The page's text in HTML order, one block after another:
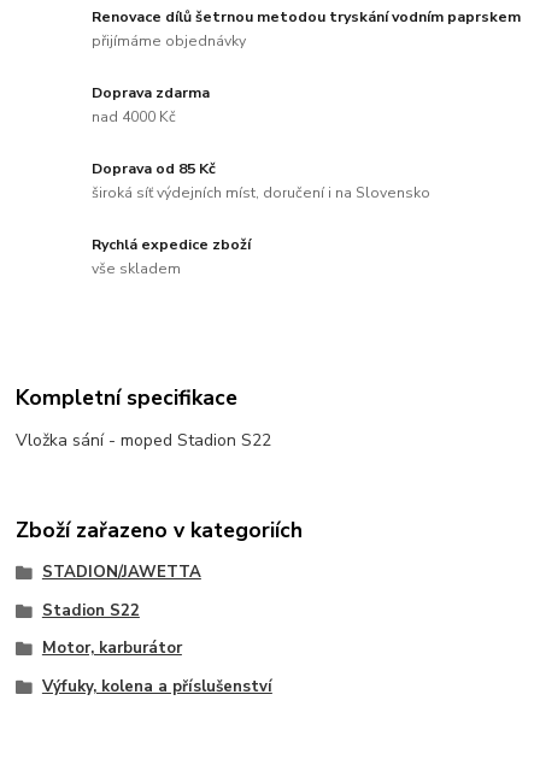
Renovace dílů šetrnou metodou tryskání vodním paprskem
přijímáme objednávky
Doprava zdarma
nad 4000 Kč
Doprava od 85 Kč
široká síť výdejních míst, doručení i na Slovensko
Rychlá expedice zboží
vše skladem
Kompletní specifikace
Vložka sání - moped Stadion S22
Zboží zařazeno v kategoriích
STADION/JAWETTA
Stadion S22
Motor, karburátor
Výfuky, kolena a příslušenství